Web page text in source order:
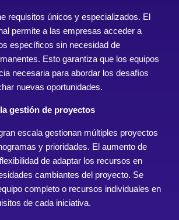
requisitos únicos y especializados. El
permite a las empresas acceder a
específicos sin necesidad de
Esto garantiza que los equipos
necesaria para abordar los desafíos
nuevas oportunidades.
gestión de proyectos
escala gestionan múltiples proyectos
y prioridades. El aumento de
de adaptar los recursos en
cambiantes del proyecto. Se
completo o recursos individuales en
de cada iniciativa.